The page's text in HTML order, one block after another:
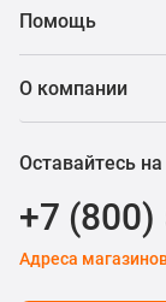
Помощь
О компании
Оставайтесь на
+7
Адреса